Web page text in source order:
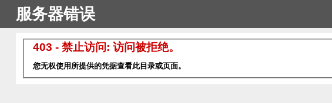
服务器错误
403 - 禁止访问: 访问被拒绝。
您无权使用所提供的凭据查看此目录或页面。